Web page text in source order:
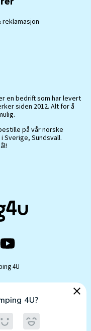
reklamasjon
en bedrift som har levert
siden 2012. Alt for å
på vår norske
Sverige, Sundsvall.
4U